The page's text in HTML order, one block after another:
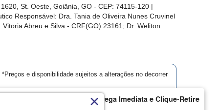
Modelo | Goiânia | Entrega Imediata e Clique-Retire
St. Oeste, Goiânia, GO - CEP: 74115-120 |
Responsável: Dra. Tania de Oliveira Nunes Cruvinel
Abreu e Silva - CRF(GO) 23161; Dr. Weliton
e disponibilidade sujeitos a alterações no decorrer
×